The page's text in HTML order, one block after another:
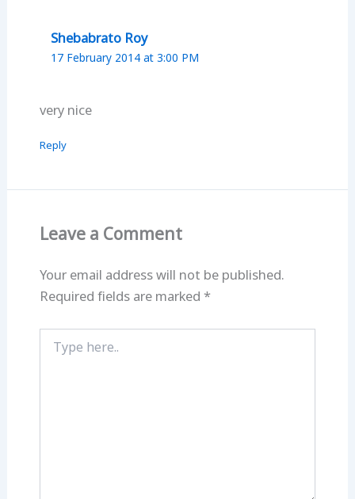
Shebabrato Roy
17 February 2014 at 3:00 PM
very nice
Reply
Leave a Comment
Your email address will not be published.
Required fields are marked *
here..